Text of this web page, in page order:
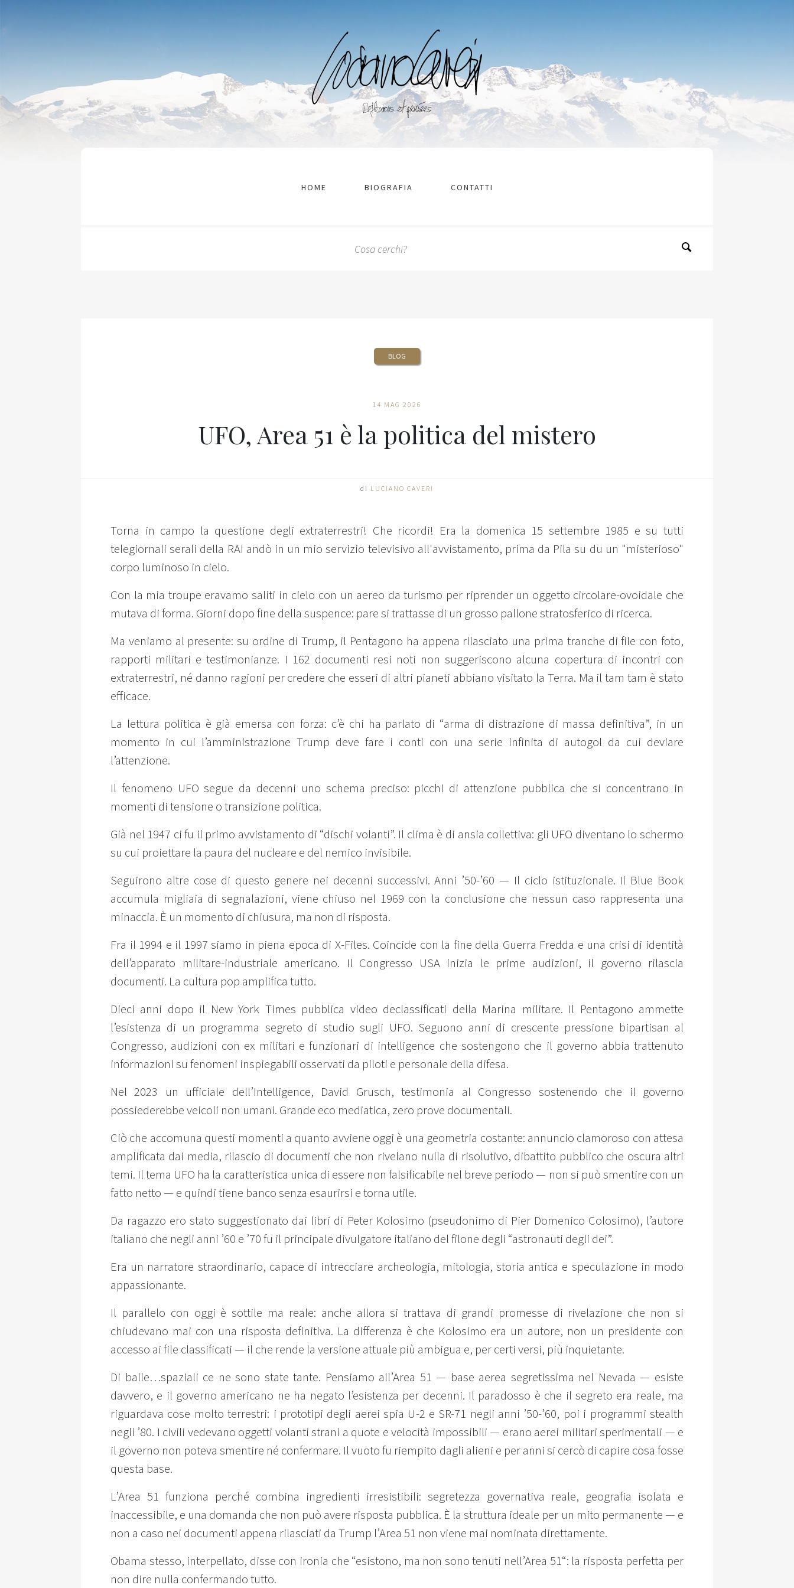
HOME BIOGRAFIA CONTATTI
BLOG
14 MAG 2026
UFO, Area 51 è la politica del mistero
di LUCIANO CAVERI
Torna in campo la questione degli extraterrestri! Che ricordi! Era la domenica 15 settembre 1985 e su tutti
telegiornali serali della RAI andò in un mio servizio televisivo all'avvistamento, prima da Pila su du un "misterioso"
corpo luminoso in cielo.
Con la mia troupe eravamo saliti in cielo con un aereo da turismo per riprender un oggetto circolare-ovoidale che
mutava di forma. Giorni dopo fine della suspence: pare si trattasse di un grosso pallone stratosferico di ricerca.
Ma veniamo al presente: su ordine di Trump, il Pentagono ha appena rilasciato una prima tranche di file con foto,
rapporti militari e testimonianze. I 162 documenti resi noti non suggeriscono alcuna copertura di incontri con
extraterrestri, né danno ragioni per credere che esseri di altri pianeti abbiano visitato la Terra. Ma il tam tam è stato
efficace.
La lettura politica è già emersa con forza: c’è chi ha parlato di “arma di distrazione di massa definitiva”, in un
momento in cui l’amministrazione Trump deve fare i conti con una serie infinita di autogol da cui deviare
l’attenzione.
Il fenomeno UFO segue da decenni uno schema preciso: picchi di attenzione pubblica che si concentrano in
momenti di tensione o transizione politica.
Già nel 1947 ci fu il primo avvistamento di “dischi volanti”. Il clima è di ansia collettiva: gli UFO diventano lo schermo
su cui proiettare la paura del nucleare e del nemico invisibile.
Seguirono altre cose di questo genere nei decenni successivi. Anni ’50-’60 — Il ciclo istituzionale. Il Blue Book
accumula migliaia di segnalazioni, viene chiuso nel 1969 con la conclusione che nessun caso rappresenta una
minaccia. È un momento di chiusura, ma non di risposta.
Fra il 1994 e il 1997 siamo in piena epoca di X-Files. Coincide con la fine della Guerra Fredda e una crisi di identità
dell’apparato militare-industriale americano. Il Congresso USA inizia le prime audizioni, il governo rilascia
documenti. La cultura pop amplifica tutto.
Dieci anni dopo il New York Times pubblica video declassificati della Marina militare. Il Pentagono ammette
l’esistenza di un programma segreto di studio sugli UFO. Seguono anni di crescente pressione bipartisan al
Congresso, audizioni con ex militari e funzionari di intelligence che sostengono che il governo abbia trattenuto
informazioni su fenomeni inspiegabili osservati da piloti e personale della difesa.
Nel 2023 un ufficiale dell’Intelligence, David Grusch, testimonia al Congresso sostenendo che il governo
possiederebbe veicoli non umani. Grande eco mediatica, zero prove documentali.
Ciò che accomuna questi momenti a quanto avviene oggi è una geometria costante: annuncio clamoroso con attesa
amplificata dai media, rilascio di documenti che non rivelano nulla di risolutivo, dibattito pubblico che oscura altri
temi. Il tema UFO ha la caratteristica unica di essere non falsificabile nel breve periodo — non si può smentire con un
fatto netto — e quindi tiene banco senza esaurirsi e torna utile.
Da ragazzo ero stato suggestionato dai libri di Peter Kolosimo (pseudonimo di Pier Domenico Colosimo), l’autore
italiano che negli anni ’60 e ’70 fu il principale divulgatore italiano del filone degli “astronauti degli dei”.
Era un narratore straordinario, capace di intrecciare archeologia, mitologia, storia antica e speculazione in modo
appassionante.
Il parallelo con oggi è sottile ma reale: anche allora si trattava di grandi promesse di rivelazione che non si
chiudevano mai con una risposta definitiva. La differenza è che Kolosimo era un autore, non un presidente con
accesso ai file classificati — il che rende la versione attuale più ambigua e, per certi versi, più inquietante.
Di balle…spaziali ce ne sono state tante. Pensiamo all’Area 51 — base aerea segretissima nel Nevada — esiste
davvero, e il governo americano ne ha negato l’esistenza per decenni. Il paradosso è che il segreto era reale, ma
riguardava cose molto terrestri: i prototipi degli aerei spia U-2 e SR-71 negli anni ’50-’60, poi i programmi stealth
negli ’80. I civili vedevano oggetti volanti strani a quote e velocità impossibili — erano aerei militari sperimentali — e
il governo non poteva smentire né confermare. Il vuoto fu riempito dagli alieni e per anni si cercò di capire cosa fosse
questa base.
L’Area 51 funziona perché combina ingredienti irresistibili: segretezza governativa reale, geografia isolata e
inaccessibile, e una domanda che non può avere risposta pubblica. È la struttura ideale per un mito permanente — e
non a caso nei documenti appena rilasciati da Trump l’Area 51 non viene mai nominata direttamente.
Obama stesso, interpellato, disse con ironia che “esistono, ma non sono tenuti nell’Area 51“: la risposta perfetta per
non dire nulla confermando tutto.